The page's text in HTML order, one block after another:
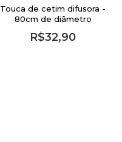
Touca de cetim difusora -
80cm de diâmetro
R$32,90